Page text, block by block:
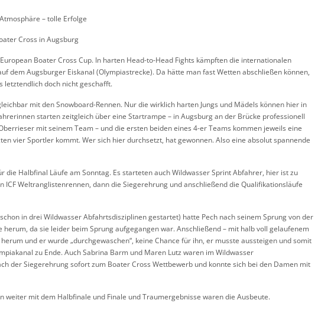
– tolle Erfolge
Cross in Augsburg
Boater Cross Cup. In harten Head-to-Head Fights kämpften die internationalen
dem Augsburger Eiskanal (Olympiastrecke). Da hätte man fast Wetten abschließen können,
letztendlich doch nicht geschafft.
mit den Snowboard-Rennen. Nur die wirklich harten Jungs und Mädels können hier in
starten zeitgleich über eine Startrampe – in Augsburg an der Brücke professionell
mit seinem Team – und die ersten beiden eines 4-er Teams kommen jeweils eine
vier Sportler kommt. Wer sich hier durchsetzt, hat gewonnen. Also eine absolut spannende
die Halbfinal Läufe am Sonntag. Es starteten auch Wildwasser Sprint Abfahrer, hier ist zu
ICF Weltranglistenrennen, dann die Siegerehrung und anschließend die Qualifikationsläufe
in drei Wildwasser Abfahrtsdisziplinen gestartet) hatte Pech nach seinem Sprung von der
da sie leider beim Sprung aufgegangen war. Anschließend – mit halb voll gelaufenem
und er wurde „durchgewaschen“, keine Chance für ihn, er musste aussteigen und somit
zu Ende. Auch Sabrina Barm und Maren Lutz waren im Wildwasser
der Siegerehrung sofort zum Boater Cross Wettbewerb und konnte sich bei den Damen mit
weiter mit dem Halbfinale und Finale und Traumergebnisse waren die Ausbeute.